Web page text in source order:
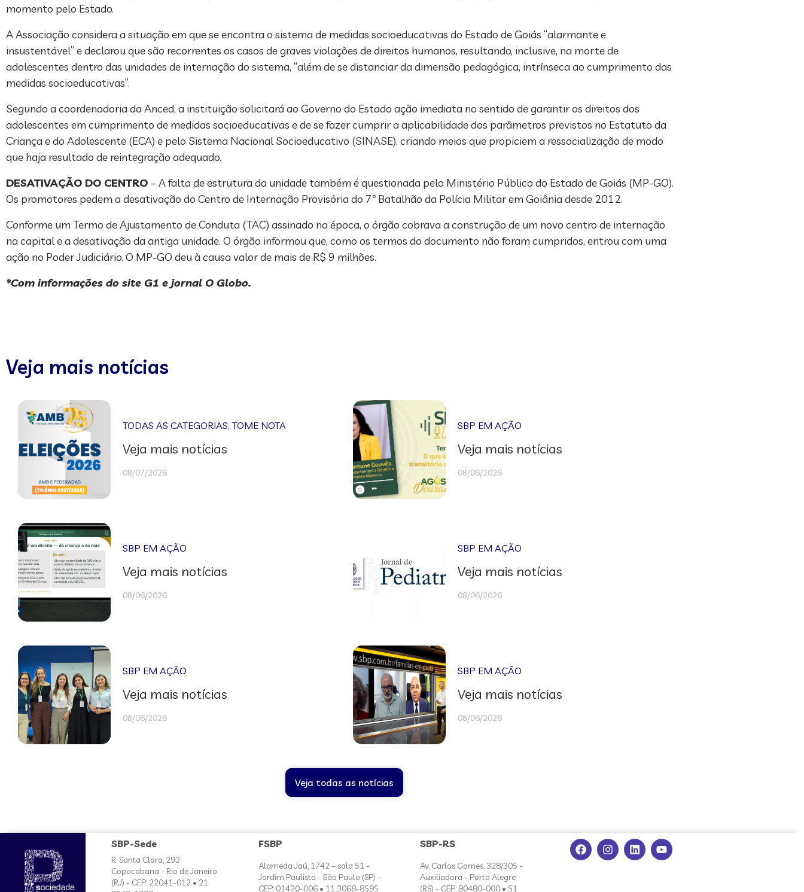
momento pelo Estado.
A Associação considera a situação em que se encontra o sistema de medidas socioeducativas do Estado de Goiás “alarmante e
insustentável” e declarou que são recorrentes os casos de graves violações de direitos humanos, resultando, inclusive, na morte de
adolescentes dentro das unidades de internação do sistema, “além de se distanciar da dimensão pedagógica, intrínseca ao cumprimento das
medidas socioeducativas”.
Segundo a coordenadoria da Anced, a instituição solicitará ao Governo do Estado ação imediata no sentido de garantir os direitos dos
adolescentes em cumprimento de medidas socioeducativas e de se fazer cumprir a aplicabilidade dos parâmetros previstos no Estatuto da
Criança e do Adolescente (ECA) e pelo Sistema Nacional Socioeducativo (SINASE), criando meios que propiciem a ressocialização de modo
que haja resultado de reintegração adequado.
DESATIVAÇÃO DO CENTRO – A falta de estrutura da unidade também é questionada pelo Ministério Público do Estado de Goiás (MP-GO).
Os promotores pedem a desativação do Centro de Internação Provisória do 7º Batalhão da Polícia Militar em Goiânia desde 2012.
Conforme um Termo de Ajustamento de Conduta (TAC) assinado na época, o órgão cobrava a construção de um novo centro de internação
na capital e a desativação da antiga unidade. O órgão informou que, como os termos do documento não foram cumpridos, entrou com uma
ação no Poder Judiciário. O MP-GO deu à causa valor de mais de R$ 9 milhões.
*Com informações do site G1 e jornal O Globo.
Veja mais notícias
TODAS AS CATEGORIAS ,TOME NOTA
Veja mais notícias
08/07/2026
SBP EM AÇÃO
Veja mais notícias
08/06/2026
SBP EM AÇÃO
Veja mais notícias
08/06/2026
SBP EM AÇÃO
Veja mais notícias
08/06/2026
SBP EM AÇÃO
Veja mais notícias
08/06/2026
SBP EM AÇÃO
Veja mais notícias
08/06/2026
Veja todas as notícias
SBP-Sede
R. Santa Clara, 292
Copacabana - Rio de Janeiro
(RJ) - CEP: 22041-012 • 21
FSBP
Alameda Jaú, 1742 – sala 51 -
Jardim Paulista - São Paulo (SP) -
CEP: 01420-006 • 11 3068-8595
SBP-RS
Av. Carlos Gomes, 328/305 -
Auxiliadora - Porto Alegre
(RS) - CEP: 90480-000 • 51